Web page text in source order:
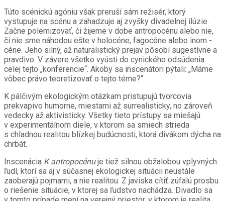
Túto scénickú agóniu však preruší sám režisér, ktorý
vystupuje na scénu a zahadzuje aj zvyšky divadelnej ilúzie.
Začne polemizovať, či žijeme v dobe antropocénu alebo nie,
či nie sme náhodou ešte v holocéne, fagocéne alebo inom -
céne. Jeho silný, až naturalistický prejav pôsobí sugestívne a
pravdivo. V závere všetko vyústi do cynického odsúdenia
celej tejto „konferencie“. Akoby sa inscenátori pýtali: „Máme
vôbec právo teoretizovať o tejto téme?“
K pálčivým ekologickým otázkam pristupujú tvorcovia
prekvapivo humorne, miestami až surrealisticky, no zároveň
vedecky až aktivisticky. Všetky tieto prístupy sa miešajú
v experimentálnom diele, v ktorom sa smiech strieda
s chladnou realitou blízkej budúcnosti, ktorá divákom dýcha na
chrbát.
Inscenácia K antropocénuje tiež silnou obžalobou vplyvných
ľudí, ktorí sa aj v súčasnej ekologickej situácii neustále
zaoberajú pojmami, a nie realitou. Z javiska cítiť zúfalú prosbu
o riešenie situácie, v ktorej sa ľudstvo nachádza. Divadlo sa